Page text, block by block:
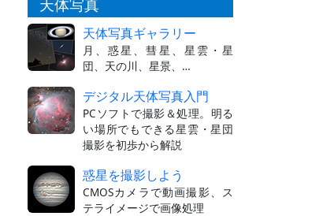
天体写真ギャラリー
月、惑星、彗星、星雲・星
団、天の川、星景、…
デジタル天体写真入門
PCソフトで撮影＆処理。明る
い場所でもできる星雲・星団
撮影を初歩から解説
惑星を撮影しよう
CMOSカメラで動画撮影、ス
テライメージで画像処理